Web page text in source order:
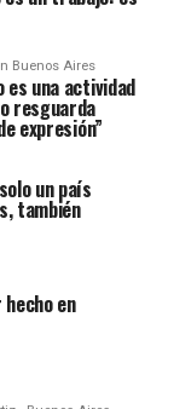
Buenos Aires
es una actividad
resguarda
expresión”
un país
también
en